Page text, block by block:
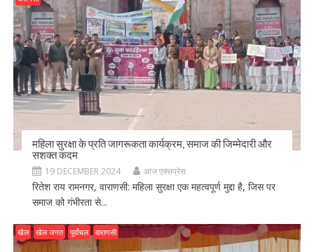
महिला सुरक्षा के प्रति जागरूकता कार्यक्रम, समाज की जिम्मेदारी और
सशक्त कदम
19 DECEMBER 2024 आज एक्सप्रेस
रितेश राय रामनगर, वाराणसी: महिला सुरक्षा एक महत्वपूर्ण मुद्दा है, जिस पर
समाज को गंभीरता से...
खेल खेल जगत पूर्वांचल वाराणसी